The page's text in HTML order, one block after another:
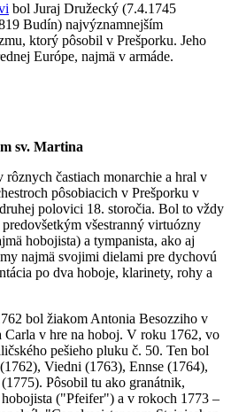
bol Juraj Družecký (7.4.1745
Budín) najvýznamnejším
ktorý pôsobil v Prešporku. Jeho
Európe, najmä v armáde.
sv. Martina
častiach monarchie a hral v
pôsobiacich v Prešporku v
polovici 18. storočia. Bol to vždy
všestranný virtuózny
hobojista) a tympanista, ako aj
najmä svojimi dielami pre dychovú
po dva hoboje, klarinety, rohy a
bol žiakom Antonia Besozziho v
Carla v hre na hoboj. V roku 1762, vo
pešieho pluku č. 50. Ten bol
Viedni (1763), Ennse (1764),
Pôsobil tu ako granátnik,
("Pfeifer") a v rokoch 1773 –